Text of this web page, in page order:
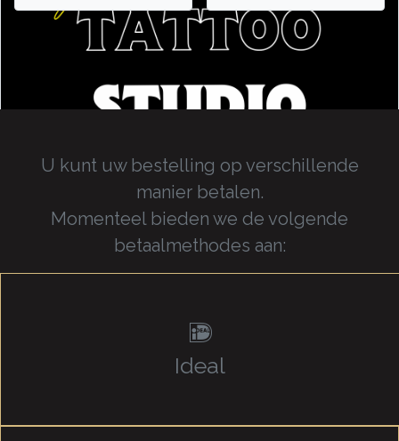
U kunt uw bestelling op verschillende
manier betalen.
Momenteel bieden we de volgende
betaalmethodes aan:
Ideal